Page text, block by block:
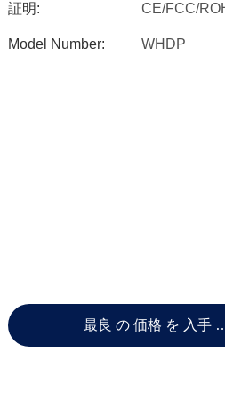
証明: CE/FCC/
Model Number: WHDP
最良 の 価格 を 入手